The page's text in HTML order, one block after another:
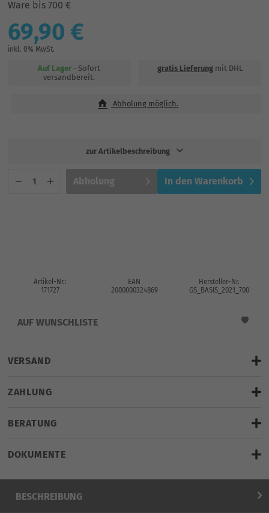
Ware bis 700 €
VERSAND
Dienstag, 11.08.2026
ZAHLUNG
BERATUNG
DOKUMENTE
zur Artikelbeschreibung
69,90 €
inkl. 0% MwSt.
AUF WUNSCHLISTE
In den Warenkorb
Abholung
Auf Lager - Sofort
versandbereit.
gratis Lieferungmit DHL
Abholung möglich.
Artikel-Nr.:
171727
EAN
2000000324869
Hersteller-Nr.
GS_BASIS_2021_700
BESCHREIBUNG